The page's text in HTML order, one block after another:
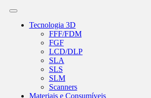
Tecnologia 3D
FFF/FDM
FGF
LCD/DLP
SLA
SLS